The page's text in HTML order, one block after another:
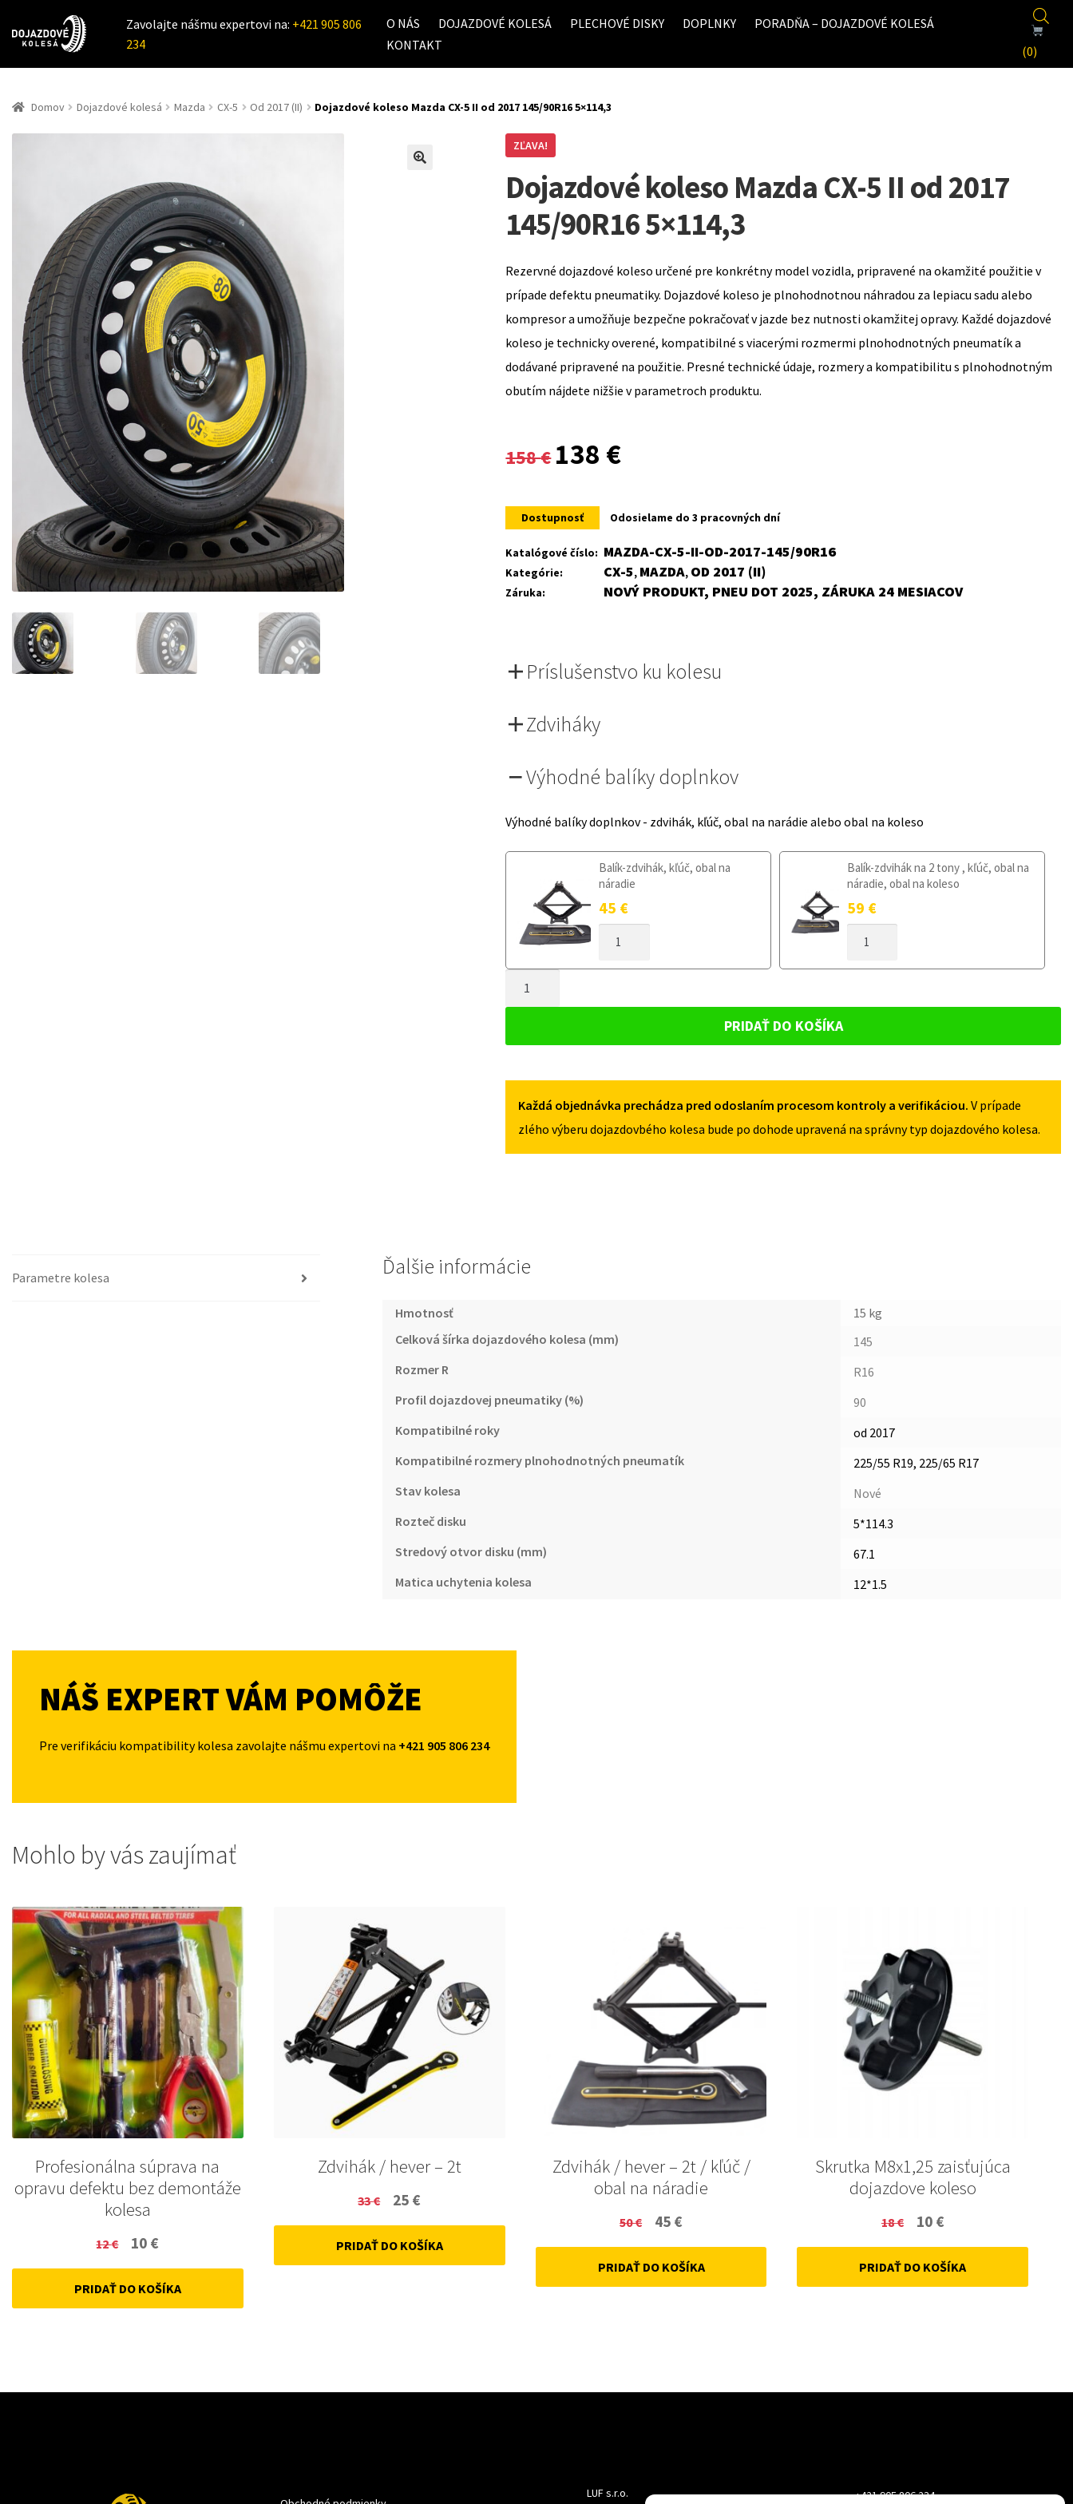
Zavolajte nášmu expertovi na: +421 905 806
234
O NÁS DOJAZDOVÉ KOLESÁ PLECHOVÉ DISKY DOPLNKY
PORADŇA – DOJAZDOVÉ KOLESÁ
KONTAKT
(0)
Domov Dojazdové kolesá Mazda CX-5 Od 2017 (II) Dojazdové koleso Mazda CX-5 II od 2017 145/90R16 5×114,3
ZĽAVA!
Dojazdové koleso Mazda CX-5 II od 2017
145/90R16 5×114,3
Rezervné dojazdové koleso určené pre konkrétny model vozidla, pripravené na okamžité použitie v
prípade defektu pneumatiky. Dojazdové koleso je plnohodnotnou náhradou za lepiacu sadu alebo
kompresor a umožňuje bezpečne pokračovať v jazde bez nutnosti okamžitej opravy. Každé dojazdové
koleso je technicky overené, kompatibilné s viacerými rozmermi plnohodnotných pneumatík a
dodávané pripravené na použitie. Presné technické údaje, rozmery a kompatibilitu s plnohodnotným
obutím nájdete nižšie v parametroch produktu.
158€
Original
was:
158 €.
138 €
is:
138 €.
Dostupnosť Odosielame do 3 pracovných dní
Katalógové číslo: MAZDA-CX-5-II-OD-2017-145/90R16
Kategórie: CX-5, MAZDA, OD 2017 (II)
Záruka: NOVÝ PRODUKT, PNEU DOT 2025, ZÁRUKA 24 MESIACOV
Príslušenstvo ku kolesu
Zdviháky
Výhodné balíky doplnkov
Výhodné balíky doplnkov - zdvihák, kľúč, obal na narádie alebo obal na koleso
Balík-zdvihák, kľúč, obal na
náradie
45 €
DOJAZDOVÉ
5
OD
Balík-zdvihák na 2 tony , kľúč, obal na
náradie, obal na koleso
59 €
DOJAZDOVÉ
5
OD
5
2017
145/90R16
PRIDAŤ DO KOŠÍKA
Každá objednávka prechádza pred odoslaním procesom kontroly a verifikáciou. V prípade
zlého výberu dojazdovbého kolesa bude po dohode upravená na správny typ dojazdového kolesa.
Parametre kolesa Ďalšie informácie
Hmotnosť
15 kg
Celková šírka dojazdového kolesa (mm)
145
Rozmer R
R16
Profil dojazdovej pneumatiky (%)
90
Kompatibilné roky
od 2017
Kompatibilné rozmery plnohodnotných pneumatík
225/55 R19, 225/65 R17
Stav kolesa
Nové
Rozteč disku
5*114.3
Stredový otvor disku (mm)
67.1
Matica uchytenia kolesa
12*1.5
NÁŠ EXPERT VÁM POMÔŽE
Pre verifikáciu kompatibility kolesa zavolajte nášmu expertovi na +421 905 806 234
Mohlo by vás zaujímať
Profesionálna súprava na
opravu defektu bez demontáže
kolesa
12€
Original
price
was:
10 €
price
is:
PRIDAŤ DO KOŠÍKA
Zdvihák / hever – 2t
33€
Original
price
was:
25 €
price
is:
PRIDAŤ DO KOŠÍKA
Zdvihák / hever – 2t / kľúč /
obal na náradie
50€
Original
price
was:
45 €Current
price
is:
PRIDAŤ DO KOŠÍKA
Skrutka M8x1,25 zaisťujúca
dojazdove koleso
18€
Original
price
was:
10 €Current
price
is:
PRIDAŤ DO KOŠÍKA
LUF s.r.o. +421 905 806 234